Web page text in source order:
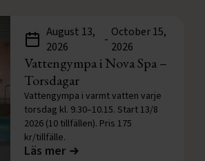
August 13,
2026
- October 15,
2026
Vattengympa i Nova Spa –
Torsdagar
Vattengympa i varmt vatten varje
torsdag kl. 9.30–10.15. Start 13/8
2026 (10 tillfällen). Pris 175
kr/tillfälle.
Läs mer